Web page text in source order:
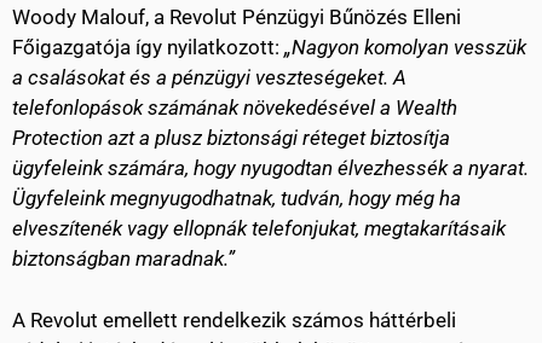
Woody Malouf, a Revolut Pénzügyi Bűnözés Elleni
Főigazgatója így nyilatkozott: „Nagyon komolyan vesszük
a csalásokat és a pénzügyi veszteségeket. A
telefonlopások számának növekedésével a Wealth
Protection azt a plusz biztonsági réteget biztosítja
ügyfeleink számára, hogy nyugodtan élvezhessék a nyarat.
Ügyfeleink megnyugodhatnak, tudván, hogy még ha
elveszítenék vagy ellopnák telefonjukat, megtakarításaik
biztonságban maradnak.”
A Revolut emellett rendelkezik számos háttérbeli